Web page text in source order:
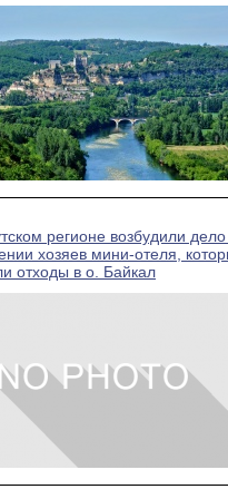
регионе возбудили
хозяев мини-отеля,
отходы в о. Байкал